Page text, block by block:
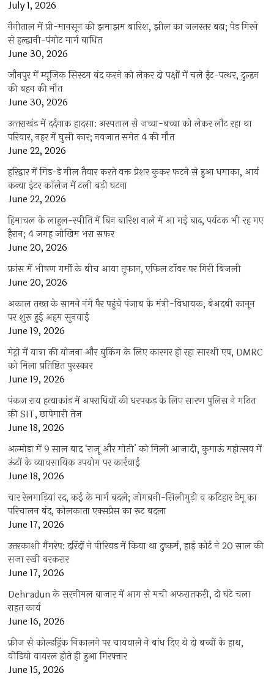
July 1, 2026
नैनीताल में प्री-मानसून की झमाझम बारिश, झील का जलस्तर बढ़ा; पेड़ गिरने
से हल्द्वानी-पंगोट मार्ग बाधित
June 30, 2026
जौनपुर में म्यूजिक सिस्टम बंद करने को लेकर दो पक्षों में चले ईंट-पत्थर, दुल्हन
की बहन की मौत
June 30, 2026
उत्‍तराखंड में दर्दनाक हादसा: अस्पताल से जच्चा-बच्चा को लेकर लौट रहा था
परिवार, नहर में घुसी कार; नवजात समेत 4 की मौत
June 22, 2026
हरिद्वार में मिड-डे मील तैयार करते वक्त प्रेशर कुकर फटने से हुआ धमाका, आर्य
कन्या इंटर कॉलेज में टली बड़ी घटना
June 22, 2026
हिमाचल के लाहुल-स्पीति में बिन बारिश नाले में आ गई बाढ़, पर्यटक भी रह गए
हैरान; 4 जगह जोखिम भरा सफर
June 20, 2026
फ्रांस में भीषण गर्मी के बीच आया तूफान, एफिल टॉवर पर गिरी बिजली
June 20, 2026
अकाल तख्त के सामने नंगे पैर पहुंचे पंजाब के मंत्री-विधायक, बेअदबी कानून
पर शुरू हुई अहम सुनवाई
June 19, 2026
मेट्रो में यात्रा की योजना और बुकिंग के लिए कारगर हो रहा सारथी एप, DMRC
को मिला प्रतिष्ठित पुरस्कार
June 19, 2026
पंकज राय हत्याकांड में अपराधियों की धरपकड़ के लिए सारण पुलिस ने गठित
की SIT, छापेमारी तेज
June 18, 2026
अल्मोड़ा में 9 साल बाद ‘राजू और मोती’ को मिली आजादी, कुमाऊं महोत्सव में
ऊंटों के व्यावसायिक उपयोग पर कार्रवाई
June 18, 2026
चार रेलगाड़ियां रद, कई के मार्ग बदले; जोगबनी-सिलीगुड़ी व कटिहार डेमू का
परिचालन बंद, कोलकाता एक्सप्रेस का रूट बदला
June 17, 2026
उत्तरकाशी गैंगरेप: दरिंदों ने पीरियड में किया था दुष्कर्म, हाई कोर्ट ने 20 साल की
सजा रखी बरकरार
June 17, 2026
Dehradun के सरनीमल बाजार में आग से मची अफरातफरी, दो घंटे चला
राहत कार्य
June 16, 2026
फ्रीज से कोल्डड्रिंक निकालने पर चायवाले ने बांध दिए थे दो बच्चों के हाथ,
वीडियो वायरल होते ही हुआ गिरफ्तार
June 15, 2026